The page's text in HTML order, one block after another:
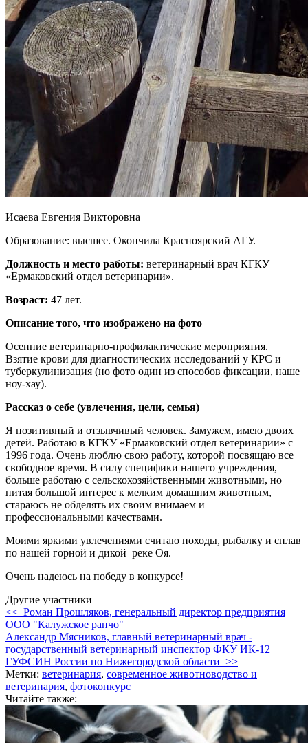
Исаева Евгения Викторовна
Образование: высшее. Окончила Красноярский АГУ.
Должность и место работы: ветеринарный врач КГКУ
«Ермаковский отдел ветеринарии».
Возраст: 47 лет.
Описание того, что изображено на фото
Осенние ветеринарно-профилактические мероприятия.
Взятие крови для диагностических исследований у КРС и
туберкулинизация (но фото один из способов фиксации, наше
ноу-хау).
Рассказ о себе (увлечения, цели, семья)
Я позитивный и отзывчивый человек. Замужем, имею двоих
детей. Работаю в КГКУ «Ермаковский отдел ветеринарии» с
1996 года. Очень люблю свою работу, которой посвящаю все
свободное время. В силу специфики нашего учреждения,
больше работаю с сельскохозяйственными животными, но
питая большой интерес к мелким домашним животным,
стараюсь не обделять их своим внимаем и
профессиональными качествами.
Моими яркими увлечениями считаю походы, рыбалку и сплав
по нашей горной и дикой реке Оя.
Очень надеюсь на победу в конкурсе!
Другие участники
<< Роман Прошляков, генеральный директор предприятия
ООО "Калужское ранчо"
Александр Мясников, главный ветеринарный врач -
государственный ветеринарный инспектор ФКУ ИК-12
ГУФСИН России по Нижегородской области >>
Метки: ветеринария, современное животноводство и
ветеринария, фотоконкурс
Читайте также: